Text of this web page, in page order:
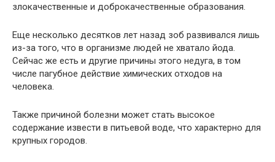
злокачественные и доброкачественные образования.
Еще несколько десятков лет назад зоб развивался лишь
из-за того, что в организме людей не хватало йода.
Сейчас же есть и другие причины этого недуга, в том
числе пагубное действие химических отходов на
человека.
Также причиной болезни может стать высокое
содержание извести в питьевой воде, что характерно для
крупных городов.